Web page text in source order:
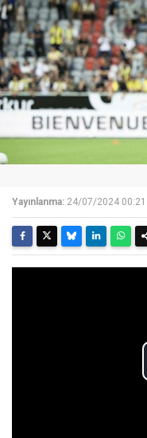
Yayınlanma: 24/07/2024 00:21